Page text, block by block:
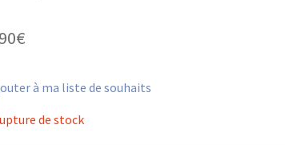
€
à ma liste de souhaits
de stock